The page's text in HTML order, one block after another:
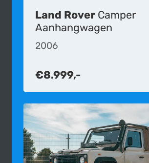
Land Rover Camper
Aanhangwagen
2006
€8.999,-